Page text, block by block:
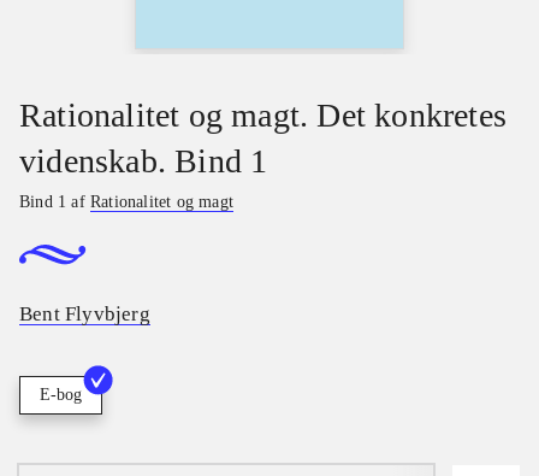
Rationalitet og magt. Det konkretes
videnskab. Bind 1
Bind 1 afRationalitet og magt
Bent Flyvbjerg
E-bog